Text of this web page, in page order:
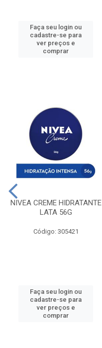
Faça seu login ou
cadastre-se para
ver preços e
comprar
NIVEA CREME HIDRATANTE
LATA 56G
Código: 305421
Faça seu login ou
cadastre-se para
ver preços e
comprar